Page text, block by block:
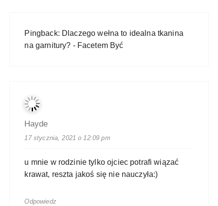
Pingback: Dlaczego wełna to idealna tkanina
na garnitury? - Facetem Być
Hayde
17 stycznia, 2021 o 12:09 pm
u mnie w rodzinie tylko ojciec potrafi wiązać
krawat, reszta jakoś się nie nauczyła:)
Odpowiedz